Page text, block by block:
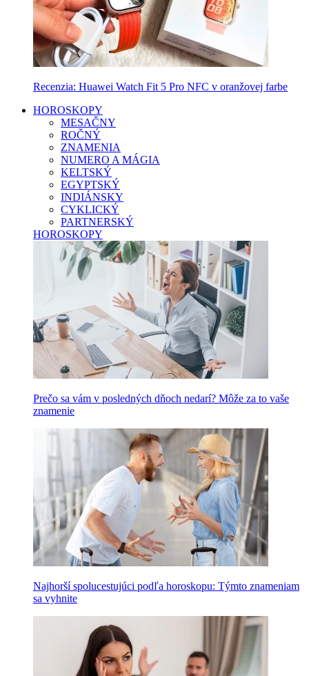
Recenzia: Huawei Watch Fit 5 Pro NFC v oranžovej farbe
HOROSKOPY
MESAČNY
ROČNÝ
ZNAMENIA
NUMERO A MÁGIA
KELTSKÝ
EGYPTSKÝ
INDIÁNSKY
CYKLICKÝ
PARTNERSKÝ
HOROSKOPY
Prečo sa vám v posledných dňoch nedarí? Môže za to vaše
znamenie
Najhorší spolucestujúci podľa horoskopu: Týmto znameniam
sa vyhnite